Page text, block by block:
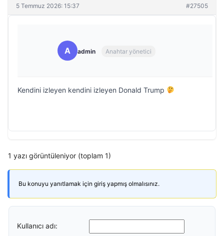
5 Temmuz 2026: 15:37 #27505
A admin Anahtar yönetici
Kendini izleyen kendini izleyen Donald Trump
1 yazı görüntüleniyor (toplam 1)
Bu konuyu yanıtlamak için giriş yapmış olmalısınız.
Kullanıcı adı: